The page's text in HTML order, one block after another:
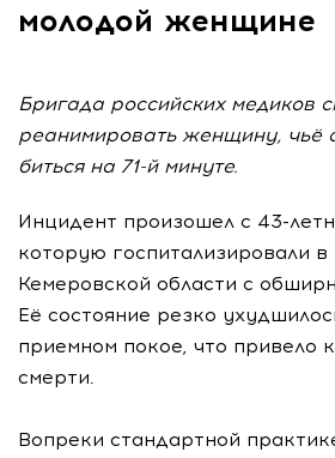
молодой женщине
Бригада российских медиков
реанимировать женщину, чьё
биться на 71-й минуте.
Инцидент произошел с 43-
которую госпитализировали
Кемеровской области с
Её состояние резко
приемном покое, что привело
смерти.
Вопреки стандартной